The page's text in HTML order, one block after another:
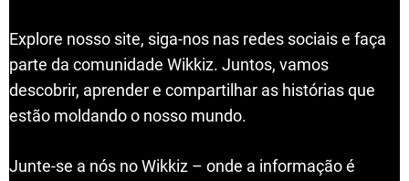
Explore nosso site, siga-nos nas redes sociais e faça
parte da comunidade Wikkiz. Juntos, vamos
descobrir, aprender e compartilhar as histórias que
estão moldando o nosso mundo.
Junte-se a nós no Wikkiz – onde a informação é